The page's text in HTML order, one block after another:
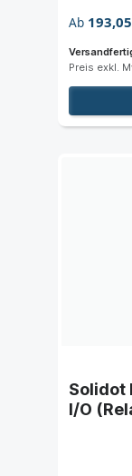
Ab
Preis exkl.
Solidot
I/O